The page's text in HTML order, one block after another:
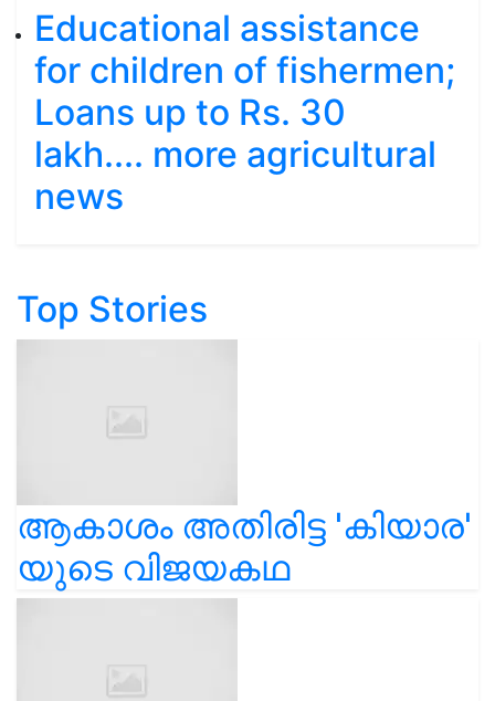
Educational assistance
for children of fishermen;
Loans up to Rs. 30
lakh.... more agricultural
news
Top Stories
ആകാശം അതിരിട്ട 'കിയാര'
യുടെ വിജയകഥ